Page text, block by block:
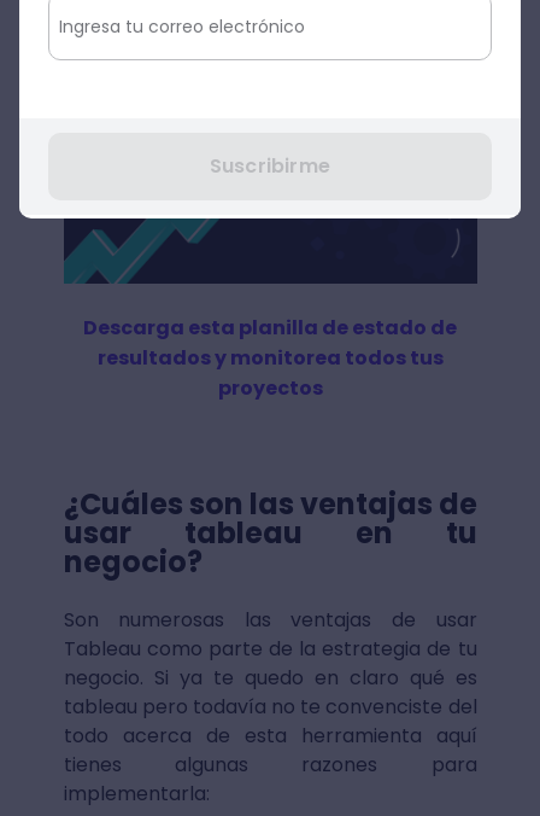
Descarga esta planilla de estado de
resultados y monitorea todos tus
proyectos
¿Cuáles son las ventajas de
usar tableau en tu
negocio?
Son numerosas las ventajas de usar
Tableau como parte de la estrategia de tu
negocio. Si ya te quedo en claro qué es
tableau pero todavía no te convenciste del
todo acerca de esta herramienta aquí
tienes algunas razones para
implementarla:
Suscribirme